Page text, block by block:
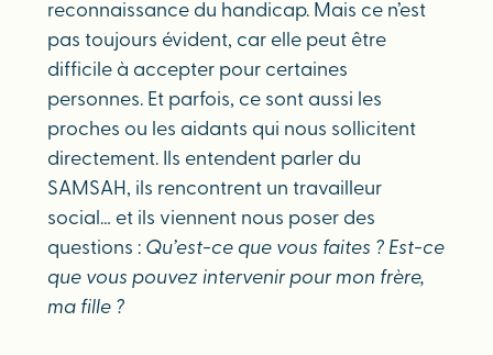
reconnaissance du handicap. Mais ce n’est
pas toujours évident, car elle peut être
difficile à accepter pour certaines
personnes. Et parfois, ce sont aussi les
proches ou les aidants qui nous sollicitent
directement. Ils entendent parler du
SAMSAH, ils rencontrent un travailleur
social… et ils viennent nous poser des
questions : Qu’est-ce que vous faites ? Est-ce
que vous pouvez intervenir pour mon frère,
ma fille ?